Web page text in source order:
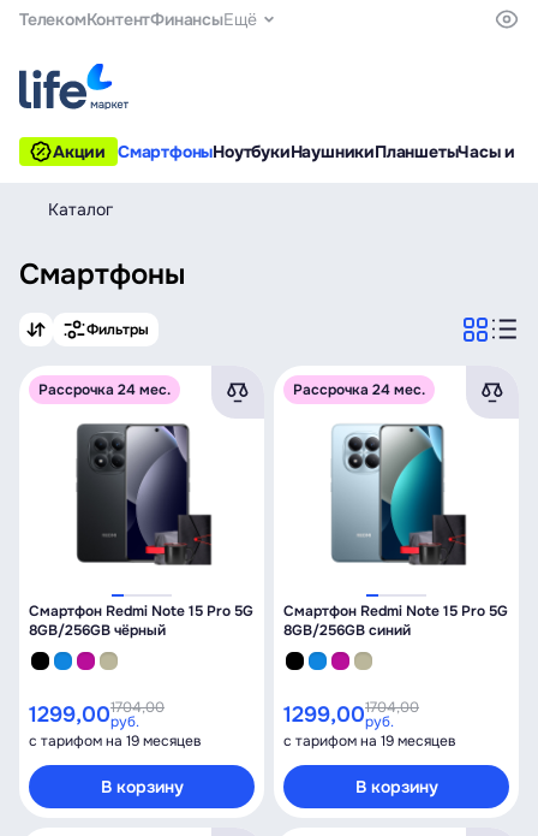
ТелекомКонтентФинансыЕщё
Акции СмартфоныНоутбукиНаушникиПланшетыЧасы и
Каталог
Смартфоны
Фильтры
Рассрочка 24 мес.
Смартфон Redmi Note 15 Pro 5G
8GB/256GB чёрный
1299,001704,00
руб.
с тарифом на 19 месяцев
В корзину
Рассрочка 24 мес.
Смартфон Redmi Note 15 Pro 5G
8GB/256GB синий
1299,001704,00
руб.
с тарифом на 19 месяцев
В корзину